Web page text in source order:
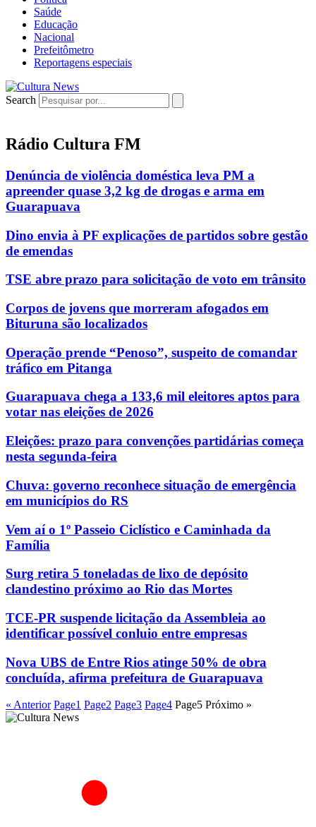
Saúde
Educação
Nacional
Prefeitômetro
Reportagens especiais
Search
Rádio Cultura FM
Denúncia de violência doméstica leva PM a
apreender quase 3,2 kg de drogas e arma em
Guarapuava
Dino envia à PF explicações de partidos sobre gestão
de emendas
TSE abre prazo para solicitação de voto em trânsito
Corpos de jovens que morreram afogados em
Bituruna são localizados
Operação prende “Penoso”, suspeito de comandar
tráfico em Pitanga
Guarapuava chega a 133,6 mil eleitores aptos para
votar nas eleições de 2026
Eleições: prazo para convenções partidárias começa
nesta segunda-feira
Chuva: governo reconhece situação de emergência
em municípios do RS
Vem aí o 1º Passeio Ciclístico e Caminhada da
Família
Surg retira 5 toneladas de lixo de depósito
clandestino próximo ao Rio das Mortes
TCE-PR suspende licitação da Assembleia ao
identificar possível conluio entre empresas
Nova UBS de Entre Rios atinge 50% de obra
concluída, afirma prefeitura de Guarapuava
« Anterior Page1 Page2 Page3 Page4 Page5 Próximo »